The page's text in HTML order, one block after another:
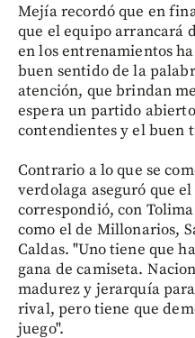
Mejía recordó que en
que el equipo arrancará
en los entrenamientos
buen sentido de la
atención, que brindan
espera un partido
contendientes y el buen
Contrario a lo que se
verdolaga aseguró que
correspondió, con
como el de Millonarios,
Caldas. "Uno tiene que
gana de camiseta.
madurez y jerarquía
rival, pero tiene que
juego".